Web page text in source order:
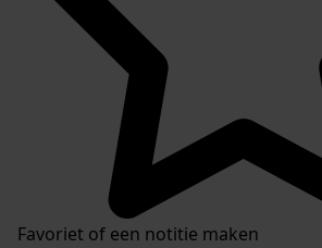
Favoriet of een notitie maken